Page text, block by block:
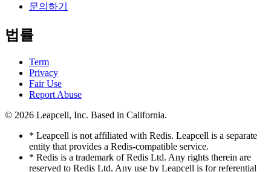
문의하기
법률
Term
Privacy
Fair Use
Report Abuse
© 2026 Leapcell, Inc. Based in California.
* Leapcell is not affiliated with Redis. Leapcell is a separate
entity that provides a Redis-compatible service.
* Redis is a trademark of Redis Ltd. Any rights therein are
reserved to Redis Ltd. Any use by Leapcell is for referential